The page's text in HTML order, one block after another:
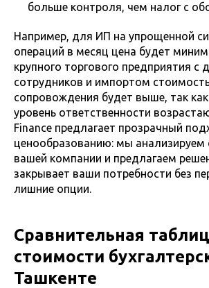
больше контроля, чем налог с
Например, для ИП на упрощенной
операций в месяц цена будет
крупного торгового предприятия с
сотрудников и импортом
сопровождения будет выше, так
уровень ответственности
Finance предлагает прозрачный
ценообразованию: мы анализируем
вашей компании и предлагаем
закрывает ваши потребности без
лишние опции.
Сравнительная
стоимости
Ташкенте